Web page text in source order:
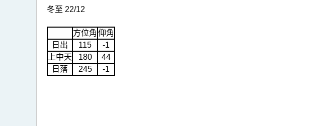
冬至 22/12
方位角 仰角
日出
115
-1
上中天
180
44
日落
245 -1